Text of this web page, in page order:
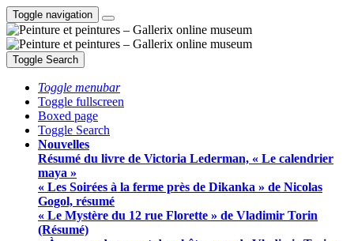
Toggle navigation
Toggle Search
Toggle menubar
Toggle fullscreen
Boxed page
Toggle Search
Nouvelles
Résumé du livre de Victoria Lederman, « Le calendrier
maya »
« Les Soirées à la ferme près de Dikanka » de Nicolas
Gogol, résumé
« Le Mystère du 12 rue Florette » de Vladimir Torin
(Résumé)